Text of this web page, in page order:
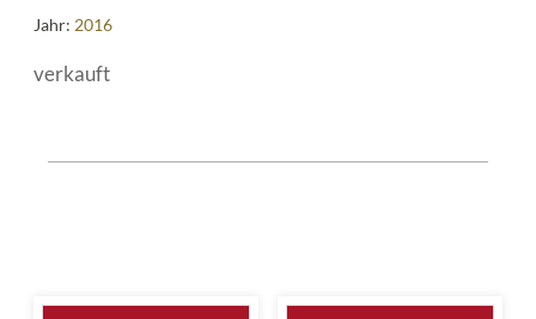
Jahr: 2016
verkauft